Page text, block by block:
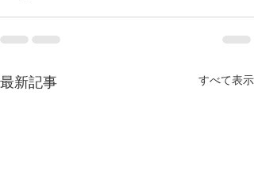
最新記事 すべて表示